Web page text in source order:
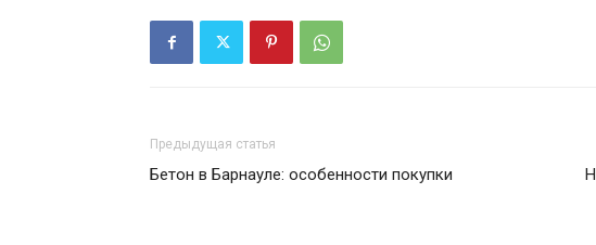
Предыдущая статья
Бетон в Барнауле: особенности покупки